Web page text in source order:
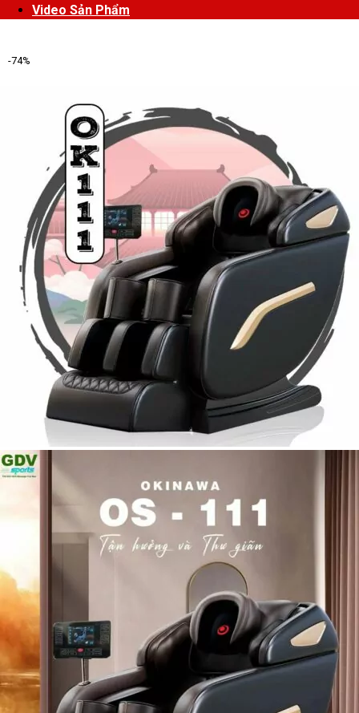
Video Sản Phẩm
-74%